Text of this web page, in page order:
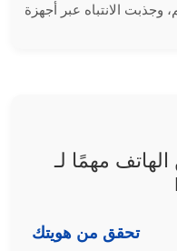
مهمًا لـ
تحقق من هويتك